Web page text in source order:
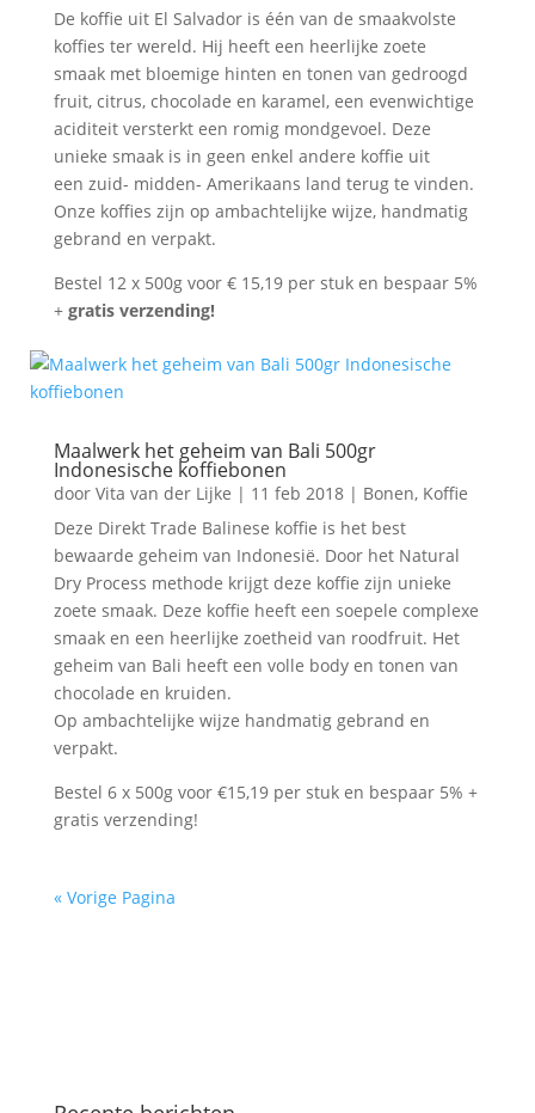
De koffie uit El Salvador is één van de smaakvolste
koffies ter wereld. Hij heeft een heerlijke zoete
smaak met bloemige hinten en tonen van gedroogd
fruit, citrus, chocolade en karamel, een evenwichtige
aciditeit versterkt een romig mondgevoel. Deze
unieke smaak is in geen enkel andere koffie uit
een zuid- midden- Amerikaans land terug te vinden.
Onze koffies zijn op ambachtelijke wijze, handmatig
gebrand en verpakt.
Bestel 12 x 500g voor € 15,19 per stuk en bespaar 5%
+ gratis verzending!
Maalwerk het geheim van Bali 500gr
Indonesische koffiebonen
door Vita van der Lijke | 11 feb 2018| Bonen, Koffie
Deze Direkt Trade Balinese koffie is het best
bewaarde geheim van Indonesië. Door het Natural
Dry Process methode krijgt deze koffie zijn unieke
zoete smaak. Deze koffie heeft een soepele complexe
smaak en een heerlijke zoetheid van roodfruit. Het
geheim van Bali heeft een volle body en tonen van
chocolade en kruiden.
Op ambachtelijke wijze handmatig gebrand en
verpakt.
Bestel 6 x 500g voor €15,19 per stuk en bespaar 5% +
gratis verzending!
« Vorige Pagina